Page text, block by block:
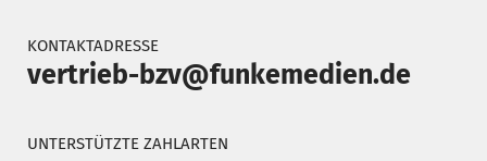
KONTAKTADRESSE
vertrieb-bzv@funkemedien.de
UNTERSTÜTZTE ZAHLARTEN